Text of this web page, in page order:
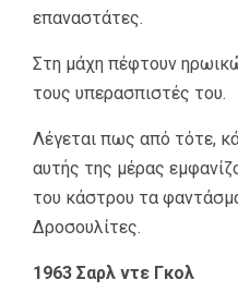
επαναστάτες.
Στη μάχη πέφτουν
τους υπερασπιστές του.
Λέγεται πως από τότε,
αυτής της μέρας
του κάστρου τα
Δροσουλίτες.
1963 Σαρλ ντε Γκολ